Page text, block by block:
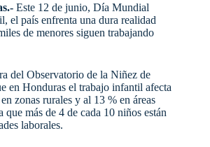
Este 12 de junio, Día Mundial
el país enfrenta una dura realidad
de menores siguen trabajando
del Observatorio de la Niñez de
en Honduras el trabajo infantil afecta
zonas rurales y al 13 % en áreas
más de 4 de cada 10 niños están
laborales.